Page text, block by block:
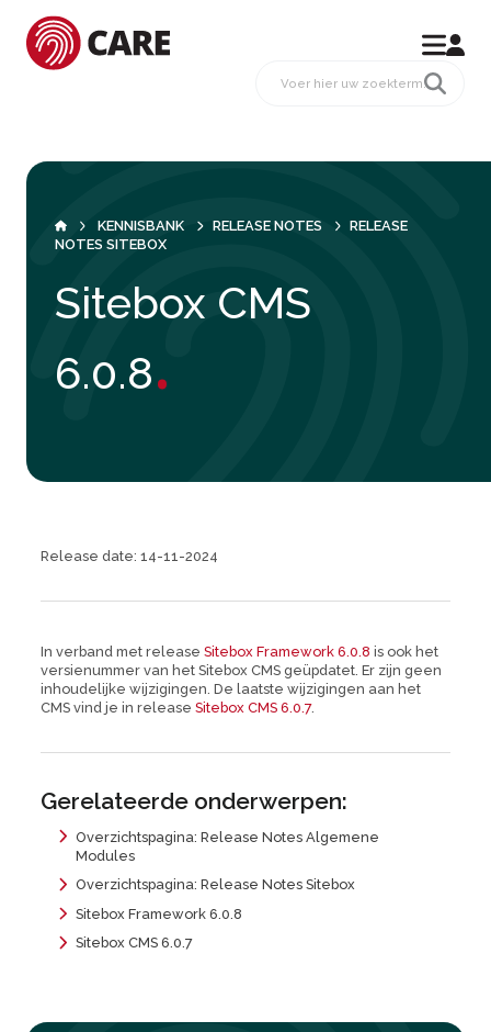
KENNISBANK RELEASE NOTES
RELEASE
NOTES SITEBOX
Sitebox CMS
6.0.8.
Release date: 14-11-2024
In verband met release Sitebox Framework 6.0.8 is ook het
versienummer van het Sitebox CMS geüpdatet. Er zijn geen
inhoudelijke wijzigingen. De laatste wijzigingen aan het
CMS vind je in release Sitebox CMS 6.0.7.
Gerelateerde onderwerpen:
Overzichtspagina: Release Notes Algemene
Modules
Overzichtspagina: Release Notes Sitebox
Sitebox Framework 6.0.8
Sitebox CMS 6.0.7